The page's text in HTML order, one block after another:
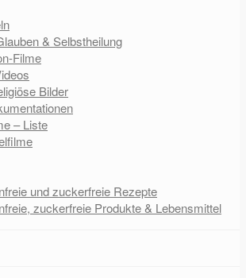
& Selbstheilung
Filme
Bilder
– Liste
und zuckerfreie Rezepte
zuckerfreie Produkte & Lebensmittel